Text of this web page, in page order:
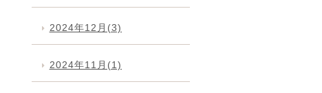
2024年12月(3)
2024年11月(1)